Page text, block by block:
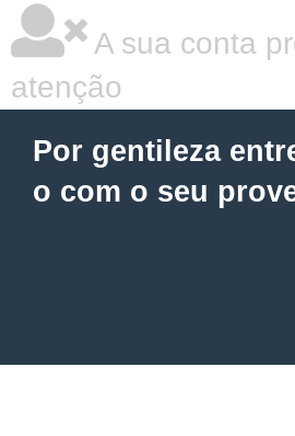
A sua conta
atenção
Por gentileza
o com o seu